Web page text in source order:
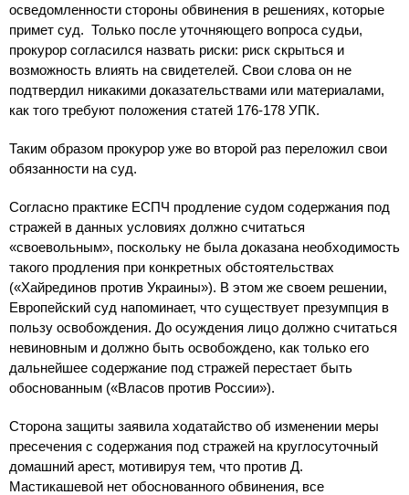
осведомленности стороны обвинения в решениях, которые
примет суд. Только после уточняющего вопроса судьи,
прокурор согласился назвать риски: риск скрыться и
возможность влиять на свидетелей. Свои слова он не
подтвердил никакими доказательствами или материалами,
как того требуют положения статей 176-178 УПК.
Таким образом прокурор уже во второй раз переложил свои
обязанности на суд.
Согласно практике ЕСПЧ продление судом содержания под
стражей в данных условиях должно считаться
«своевольным», поскольку не была доказана необходимость
такого продления при конкретных обстоятельствах
(«Хайрединов против Украины»). В этом же своем решении,
Европейский суд напоминает, что существует презумпция в
пользу освобождения. До осуждения лицо должно считаться
невиновным и должно быть освобождено, как только его
дальнейшее содержание под стражей перестает быть
обоснованным («Власов против России»).
Сторона защиты заявила ходатайство об изменении меры
пресечения с содержания под стражей на круглосуточный
домашний арест, мотивируя тем, что против Д.
Мастикашевой нет обоснованного обвинения, все